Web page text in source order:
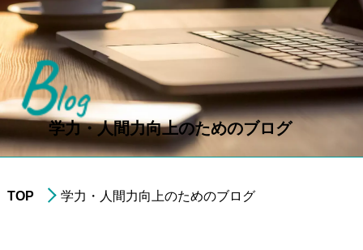
Blog
学力・人間力向上のためのブログ
ニュース
学力・人間力向上のためのブログ
生徒・保護者の声
お問合せ・お申込み
TOP 学力・人間力向上のためのブログ